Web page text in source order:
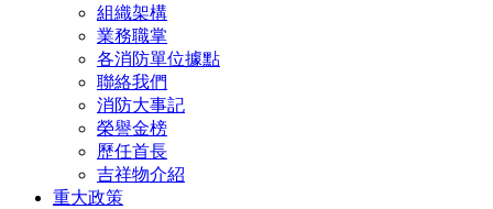
組織架構
業務職掌
各消防單位據點
聯絡我們
消防大事記
榮譽金榜
歷任首長
吉祥物介紹
重大政策